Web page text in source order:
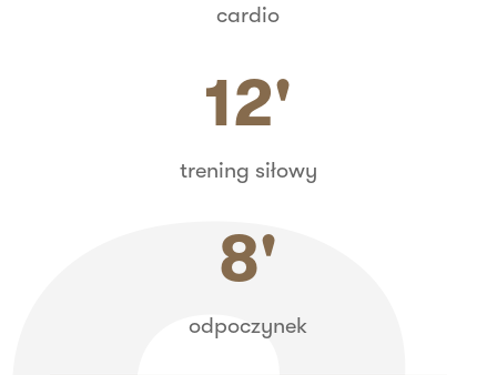
cardio
12'
trening siłowy
8'
odpoczynek